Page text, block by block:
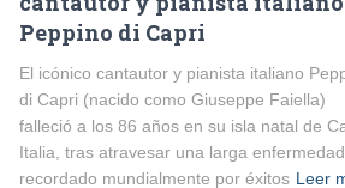
Peppino di Capri
El icónico cantautor y pianista italiano
di Capri (nacido como Giuseppe Faiella)
falleció a los 86 años en su isla natal de
Italia, tras atravesar una larga
recordado mundialmente por éxitos Leer